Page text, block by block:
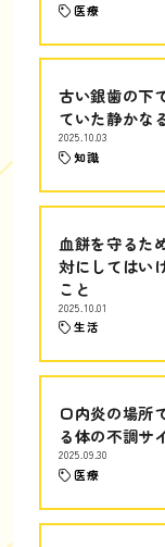
医療
古い銀歯の下
ていた静かな
2025.10.03
知識
血餅を守るた
対にしてはい
こと
2025.10.01
生活
口内炎の場所
る体の不調サ
2025.09.30
医療